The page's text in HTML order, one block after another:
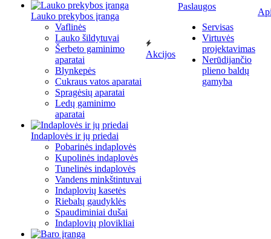
Lauko prekybos įranga
Vaflinės
Lauko šildytuvai
Šerbeto gaminimo
aparatai
Blynkepės
Cukraus vatos aparatai
Spragėsių aparatai
Ledų gaminimo
aparatai
Indaplovės ir jų priedai
Pobarinės indaplovės
Kupolinės indaplovės
Tunelinės indaplovės
Vandens minkštintuvai
Indaplovių kasetės
Riebalų gaudyklės
Spaudiminiai dušai
Indaplovių plovikliai
Akcijos
Paslaugos
Servisas
Virtuvės
projektavimas
Nerūdijančio
plieno baldų
gamyba